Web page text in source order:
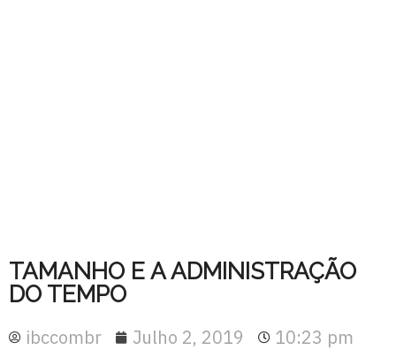
TAMANHO E A ADMINISTRAÇÃO
DO TEMPO
ibccombr Julho 2, 2019 10:23 pm